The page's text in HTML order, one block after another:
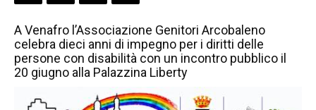
A Venafro l’Associazione Genitori Arcobaleno
celebra dieci anni di impegno per i diritti delle
persone con disabilità con un incontro pubblico il
20 giugno alla Palazzina Liberty